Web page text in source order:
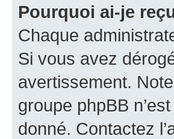
Pourquoi ai-je
Chaque
Si vous avez
avertissement.
groupe phpBB
donné. Contactez